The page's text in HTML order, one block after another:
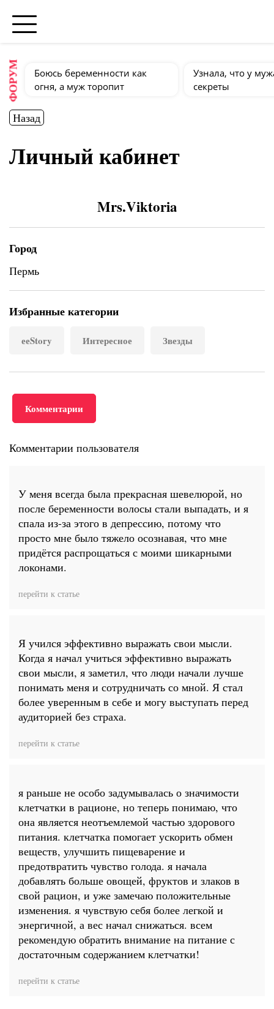
ФОРУМ
Боюсь беременности как
огня, а муж торопит
Узнала, что у
секреты
Назад
Личный кабинет
Mrs.Viktoria
Город
Пермь
Избранные категории
ееStory Интересное Звезды
Комментарии
Комментарии пользователя
У меня всегда была прекрасная шевелюрой, но
после беременности волосы стали выпадать, и я
спала из-за этого в депрессию, потому что
просто мне было тяжело осознавая, что мне
придётся распрощаться с моими шикарными
локонами.
перейти к статье
Я учился эффективно выражать свои мысли.
Когда я начал учиться эффективно выражать
свои мысли, я заметил, что люди начали лучше
понимать меня и сотрудничать со мной. Я стал
более уверенным в себе и могу выступать перед
аудиторией без страха.
перейти к статье
я раньше не особо задумывалась о значимости
клетчатки в рационе, но теперь понимаю, что
она является неотъемлемой частью здорового
питания. клетчатка помогает ускорить обмен
веществ, улучшить пищеварение и
предотвратить чувство голода. я начала
добавлять больше овощей, фруктов и злаков в
свой рацион, и уже замечаю положительные
изменения. я чувствую себя более легкой и
энергичной, а вес начал снижаться. всем
рекомендую обратить внимание на питание с
достаточным содержанием клетчатки!
перейти к статье